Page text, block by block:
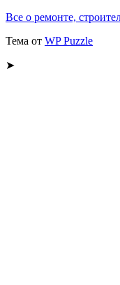
Все о ремонте,
Тема от WP Puzzle
➤